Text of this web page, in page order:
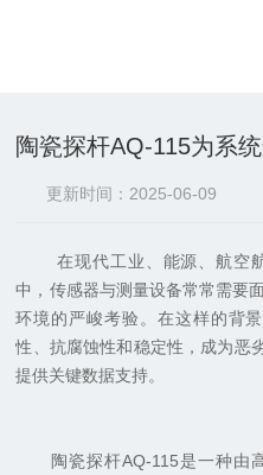
陶瓷探杆AQ-115为系
更新时间：2025-06-09
在现代工业、能源、航空航
中，传感器与测量设备常常需要
环境的严峻考验。在这样的背景
性、抗腐蚀性和稳定性，成为恶
提供关键数据支持。
陶瓷探杆AQ-115是一种由